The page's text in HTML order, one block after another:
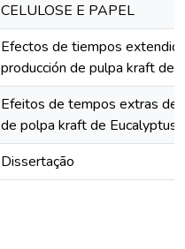
CELULOSE E PAPEL
Efectos de tiempos
producción de pulpa kraft de
Efeitos de tempos extras de
de polpa kraft de Eucalyptus
Dissertação